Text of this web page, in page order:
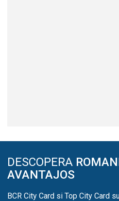
DESCOPERA
AVANTAJOS
BCR City Card si Top City Card